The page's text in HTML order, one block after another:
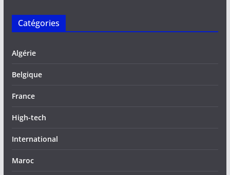
Catégories
Algérie
Belgique
France
High-tech
International
Maroc